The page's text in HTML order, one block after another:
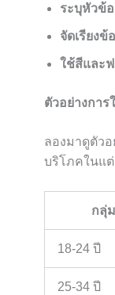
ระบุหัวข้
จัดเรียงข้
ใช้สีและ
ตัวอย่างการ
ลองมาดูตัว
บริโภคในแต่
กลุ่
18-24 ปี
25-34 ปี